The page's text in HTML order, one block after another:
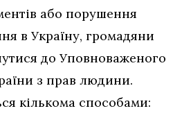
або порушення
в Україну, громадяни
до Уповноваженого
з прав людини.
кількома способами: